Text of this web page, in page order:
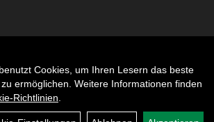
Cookies, um Ihren Lesern das beste
ermöglichen. Weitere Informationen finden
Richtlinien
Auftrag widerrufen